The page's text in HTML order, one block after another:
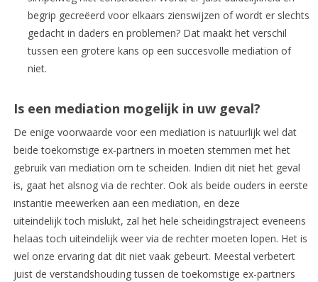
begrip gecreëerd voor elkaars zienswijzen of wordt er slechts
gedacht in daders en problemen? Dat maakt het verschil
tussen een grotere kans op een succesvolle mediation of
niet.
Is een mediation mogelijk in uw geval?
De enige voorwaarde voor een mediation is natuurlijk wel dat
beide toekomstige ex-partners in moeten stemmen met het
gebruik van mediation om te scheiden. Indien dit niet het geval
is, gaat het alsnog via de rechter. Ook als beide ouders in eerste
instantie meewerken aan een mediation, en deze
uiteindelijk toch mislukt, zal het hele scheidingstraject eveneens
helaas toch uiteindelijk weer via de rechter moeten lopen. Het is
wel onze ervaring dat dit niet vaak gebeurt. Meestal verbetert
juist de verstandshouding tussen de toekomstige ex-partners